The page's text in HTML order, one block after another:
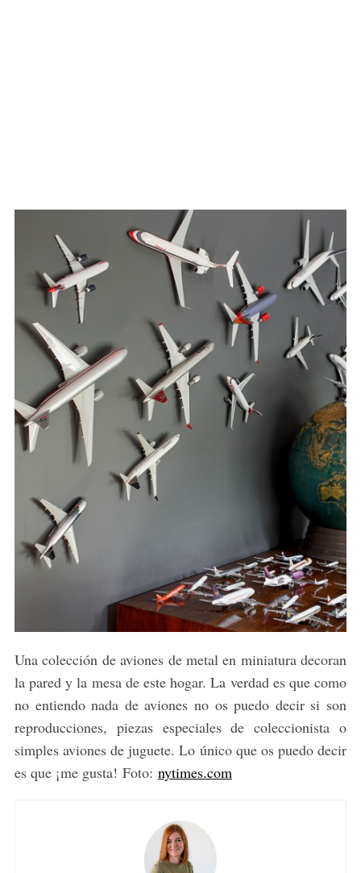
Una colección de aviones de metal en miniatura decoran
la pared y la mesa de este hogar. La verdad es que como
no entiendo nada de aviones no os puedo decir si son
reproducciones, piezas especiales de coleccionista o
simples aviones de juguete. Lo único que os puedo decir
es que ¡me gusta! Foto: nytimes.com